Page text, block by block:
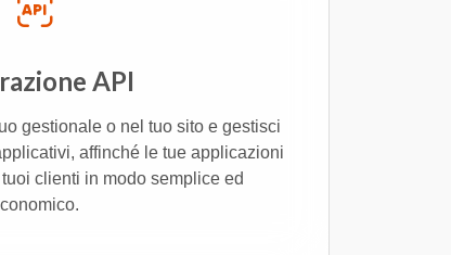
API
gestionale o nel tuo sito e gestisci
affinché le tue applicazioni
clienti in modo semplice ed